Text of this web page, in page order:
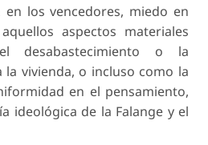
los vencedores, miedo en
aspectos materiales
desabastecimiento o la
la vivienda, o incluso como la
en el pensamiento,
ideológica de la Falange y el